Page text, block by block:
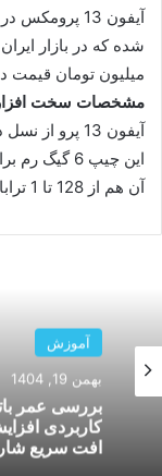
میلیون تومان قیمت
مشخصات سخت افزاری آیفون ۱۳
این چیپ 6
آن هم از 128 تا 1 ترابایت متغیر است.
آموزش
بهمن 19, 1404
آموزش
دی 14, 1404
کدام گوشی در ۲۰۲۶ ارزش خرید بیشتری